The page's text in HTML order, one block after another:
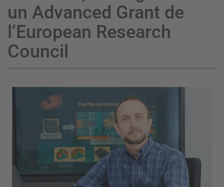
un Advanced Grant de
l’European Research
Council